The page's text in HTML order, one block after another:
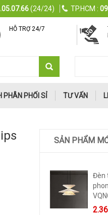
(24/24) TP.HCM :
HỖ TRỢ 24/7
PHÂN PHỐI SỈ TƯ VẤN
SẢN PHẨM
Đèn